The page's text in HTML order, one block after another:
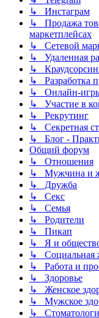
↳ Инстаграм
↳ Продажа
маркетплейсах
↳ Сетевой
↳ Удаленная
↳
↳ Разработка
↳ Онлайн-
↳ Участие в
↳ Рекрутинг
↳ Секретная
↳ Блог -
Общий форум
↳ Отношения
↳ Мужчина и
↳ Дружба
↳ Секс
↳ Семья
↳ Родители
↳ Пикап
↳ Я и
↳ Социальная
↳ Работа и
↳ Здоровье
↳ Женское
↳ Мужское
↳